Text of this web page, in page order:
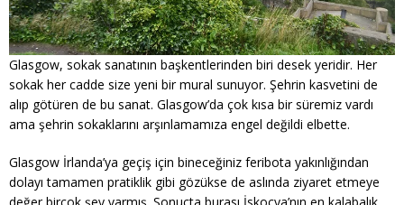
Glasgow, sokak sanatının başkentlerinden biri desek yeridir. Her
sokak her cadde size yeni bir mural sunuyor. Şehrin kasvetini de
alıp götüren de bu sanat. Glasgow’da çok kısa bir süremiz vardı
ama şehrin sokaklarını arşınlamamıza engel değildi elbette.
Glasgow İrlanda’ya geçiş için bineceğiniz feribota yakınlığından
dolayı tamamen pratiklik gibi gözükse de aslında ziyaret etmeye